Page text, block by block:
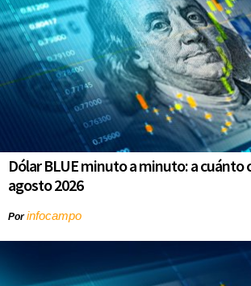
Dólar BLUE minuto a minuto: a cuánto
agosto 2026
Porinfocampo